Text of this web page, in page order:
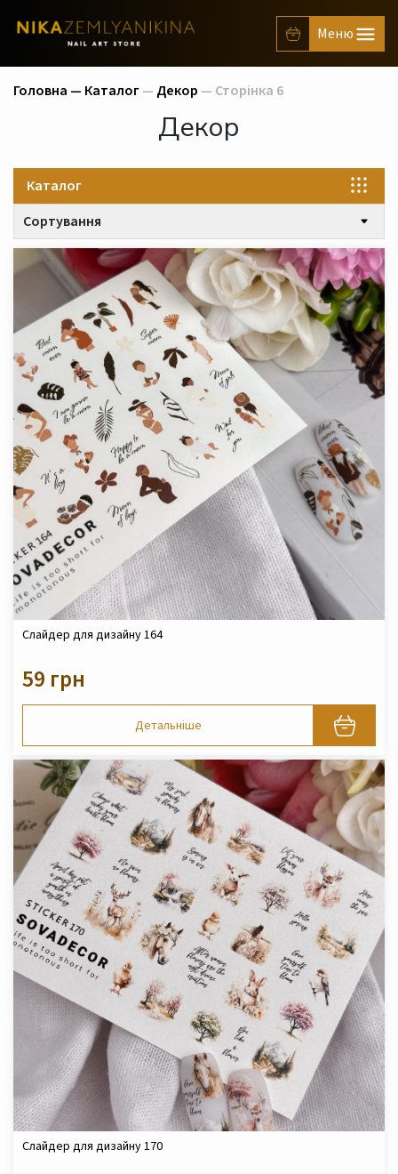
Головна — Каталог— Декор — Сторінка 6
Декор
Каталог
Сортування
Слайдер для дизайну 164
59 грн
Детальніше
Слайдер для дизайну 170